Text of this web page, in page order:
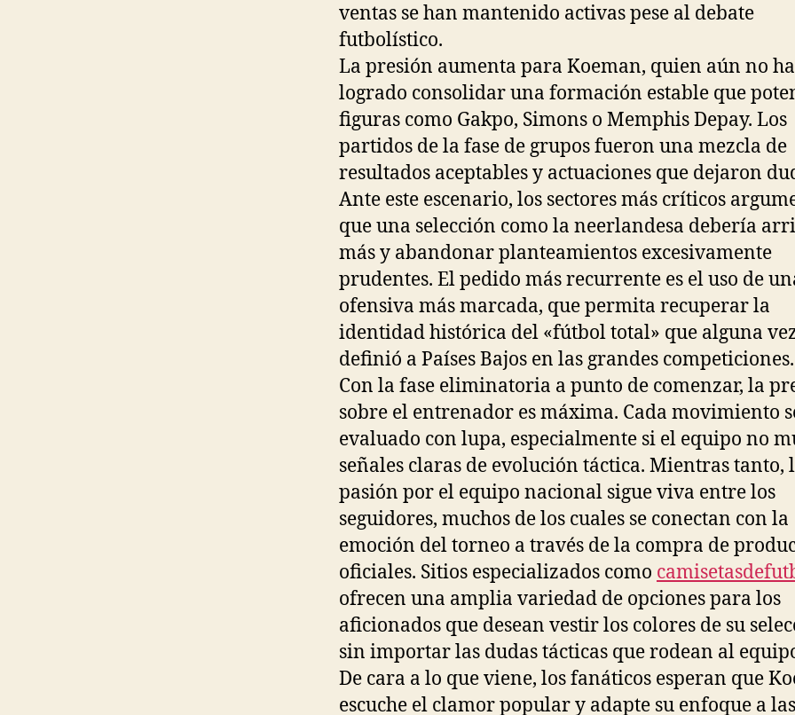
ventas se han mantenido activas pese al debate
futbolístico.
La presión aumenta para Koeman, quien aún no ha
logrado consolidar una formación estable que
figuras como Gakpo, Simons o Memphis Depay. Los
partidos de la fase de grupos fueron una mezcla de
resultados aceptables y actuaciones que dejaron
Ante este escenario, los sectores más críticos
que una selección como la neerlandesa debería
más y abandonar planteamientos excesivamente
prudentes. El pedido más recurrente es el uso de
ofensiva más marcada, que permita recuperar la
identidad histórica del «fútbol total» que alguna
definió a Países Bajos en las grandes competiciones.
Con la fase eliminatoria a punto de comenzar, la
sobre el entrenador es máxima. Cada movimiento
evaluado con lupa, especialmente si el equipo no
señales claras de evolución táctica. Mientras tanto,
pasión por el equipo nacional sigue viva entre los
seguidores, muchos de los cuales se conectan con la
emoción del torneo a través de la compra de
oficiales. Sitios especializados como
ofrecen una amplia variedad de opciones para los
aficionados que desean vestir los colores de su
sin importar las dudas tácticas que rodean al
De cara a lo que viene, los fanáticos esperan que
escuche el clamor popular y adapte su enfoque a las